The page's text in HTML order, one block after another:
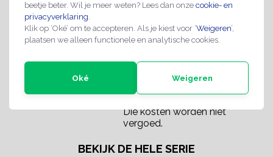
beetje beter. Wil je meer weten? Lees dan onze cookie- en
privacyverklaring.
Klik op ‘Oké’ om te accepteren. Als je kiest voor ‘Weigeren’,
plaatsen we alleen functionele en analytische cookies.
Oké Weigeren
Bedrukking:
Informatie
Uitvoering bord:
Los bord met 3M-Tape
Retourbeleid:
Een standaard product met
14 dagen recht van retour, je
Die kosten worden niet
vergoed.
BEKIJK DE HELE SERIE